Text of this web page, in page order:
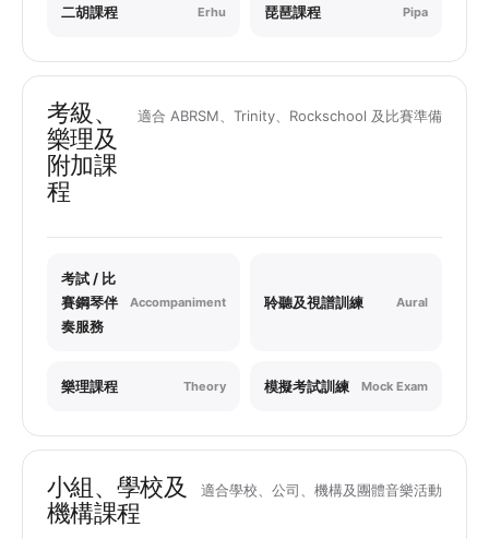
二胡課程 Erhu 琵琶課程 Pipa
考級、
樂理及
附加課
程
適合 ABRSM、Trinity、Rockschool 及比賽準備
考試 / 比
賽鋼琴伴
奏服務
Accompaniment 聆聽及視譜訓練 Aural
樂理課程 Theory 模擬考試訓練 Mock Exam
小組、學校及
機構課程
適合學校、公司、機構及團體音樂活動